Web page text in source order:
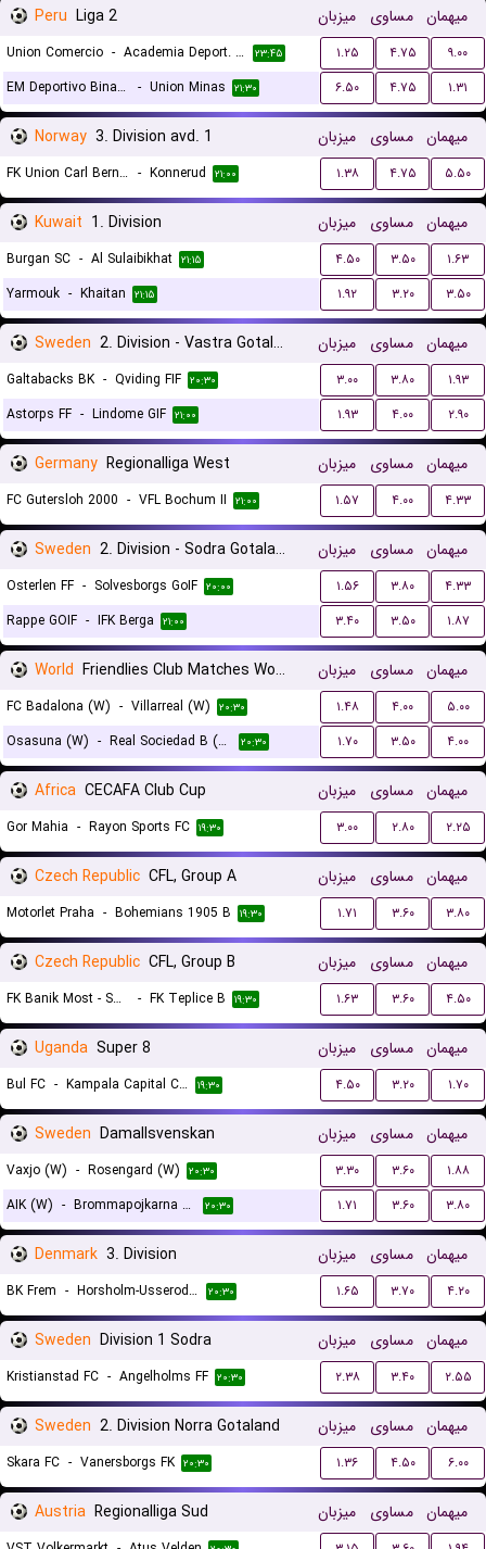
Peru Liga 2 میزبان مساوی میهمان
Union Comercio - Academia Deport. Cantolao ۲۳:۴۵ ۱.۲۵ ۴.۷۵
۹.۰۰
EM Deportivo Binacional
- Union Minas ۲۱:۳۰ ۶.۵۰ ۴.۷۵ ۱.۳۱
Norway 3. Division avd. 1 میزبان مساوی میهمان
FK Union Carl Berner - Konnerud ۲۱:۰۰ ۱.۳۸ ۴.۷۵ ۵.۵۰
Kuwait 1. Division میزبان مساوی میهمان
Burgan SC - Al Sulaibikhat ۲۱:۱۵ ۴.۵۰ ۳.۵۰
۱.۶۳
Yarmouk - Khaitan ۲۱:۱۵ ۱.۹۲ ۳.۲۰ ۳.۵۰
Sweden 2. Division - Vastra Gotaland میزبان مساوی میهمان
Galtabacks BK - Qviding FIF ۲۰:۳۰ ۳.۰۰ ۳.۸۰
۱.۹۳
Astorps FF - Lindome GIF ۲۱:۰۰ ۱.۹۳ ۴.۰۰ ۲.۹۰
Germany Regionalliga West میزبان مساوی میهمان
FC Gutersloh 2000 - VFL Bochum II ۲۱:۰۰ ۱.۵۷ ۴.۰۰ ۴.۳۳
Sweden 2. Division - Sodra Gotaland میزبان مساوی میهمان
Osterlen FF - Solvesborgs GoIF ۲۰:۰۰ ۱.۵۶ ۳.۸۰
۴.۳۳
Rappe GOIF - IFK Berga ۲۱:۰۰ ۳.۴۰ ۳.۵۰ ۱.۸۷
World Friendlies Club Matches Women میزبان مساوی میهمان
FC Badalona (W) - Villarreal (W) ۲۰:۳۰ ۱.۴۸ ۴.۰۰
۵.۰۰
Osasuna (W) - Real Sociedad B (W) ۲۰:۳۰ ۱.۷۰ ۳.۵۰ ۴.۰۰
Africa CECAFA Club Cup میزبان مساوی میهمان
Gor Mahia - Rayon Sports FC ۱۹:۳۰ ۳.۰۰ ۲.۸۰ ۲.۲۵
Czech Republic CFL, Group A میزبان مساوی میهمان
Motorlet Praha - Bohemians 1905 B ۱۹:۳۰ ۱.۷۱ ۳.۶۰ ۳.۸۰
Czech Republic CFL, Group B میزبان مساوی میهمان
FK Banik Most - Sous - FK Teplice B ۱۹:۳۰ ۱.۶۳ ۳.۶۰ ۴.۵۰
Uganda Super 8 میزبان مساوی میهمان
Bul FC - Kampala Capital City ۱۹:۳۰ ۴.۵۰ ۳.۲۰ ۱.۷۰
Sweden Damallsvenskan میزبان مساوی میهمان
Vaxjo (W) - Rosengard (W) ۲۰:۳۰ ۳.۳۰ ۳.۶۰
۱.۸۸
AIK (W) - Brommapojkarna (W) ۲۰:۳۰ ۱.۷۱ ۳.۶۰ ۳.۸۰
Denmark 3. Division میزبان مساوی میهمان
BK Frem - Horsholm-Usserod IK ۲۰:۳۰ ۱.۶۵ ۳.۷۰ ۴.۲۰
Sweden Division 1 Sodra میزبان مساوی میهمان
Kristianstad FC - Angelholms FF ۲۰:۳۰ ۲.۳۸ ۳.۴۰ ۲.۵۵
Sweden 2. Division Norra Gotaland میزبان مساوی میهمان
Skara FC - Vanersborgs FK ۲۰:۳۰ ۱.۳۶ ۴.۵۰ ۶.۰۰
Austria Regionalliga Sud میزبان مساوی میهمان